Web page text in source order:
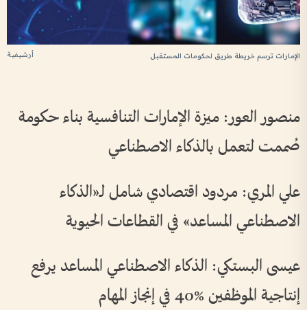
أرشيفية الإمارات ترسم خريطة طريق لحكومات المستقبل
منصور العور: ميزة الإمارات التنافسية بناء حكومة
صُممت لتعمل بالذكاء الاصطناعي
علي المري: مردود اقتصادي شامل لـ«الذكاء
الاصطناعي المساعد» في القطاعات الحيوية
عيسى البستكي: الذكاء الاصطناعي المساعد يرفع
إنتاجية الموظفين %40 في إنجاز المهام